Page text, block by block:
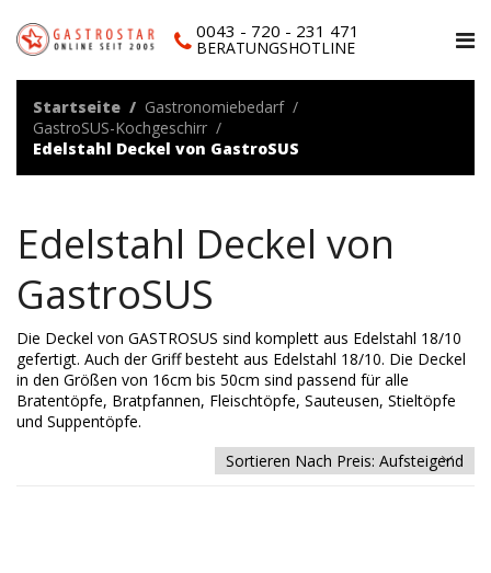
0043 - 720 - 231 471
BERATUNGSHOTLINE
Startseite
Gastronomiebedarf
GastroSUS-Kochgeschirr
Edelstahl Deckel von GastroSUS
Edelstahl Deckel von
GastroSUS
Die Deckel von GASTROSUS sind komplett aus Edelstahl 18/10
gefertigt. Auch der Griff besteht aus Edelstahl 18/10. Die Deckel
in den Größen von 16cm bis 50cm sind passend für alle
Bratentöpfe, Bratpfannen, Fleischtöpfe, Sauteusen, Stieltöpfe
und Suppentöpfe.